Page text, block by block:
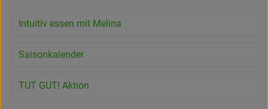
Getränke
Naturkosmetik
Drogerie
Intuitiv essen mit Melina
Saisonkalender
TUT GUT! Aktion